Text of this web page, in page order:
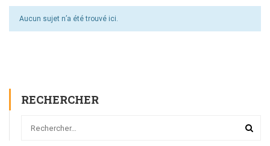
Aucun sujet n’a été trouvé ici.
RECHERCHER